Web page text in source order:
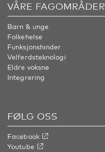
VÅRE FAGOMRÅDER
Barn & unge
Folkehelse
Funksjonshinder
Velferdsteknologi
Eldre voksne
Integrering
FØLG OSS
Facebook
Youtube